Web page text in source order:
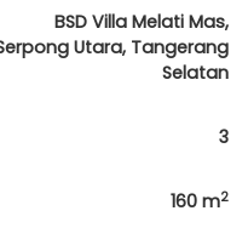
BSD Villa Melati Mas,
Utara, Tangerang
Selatan
3
160 m2